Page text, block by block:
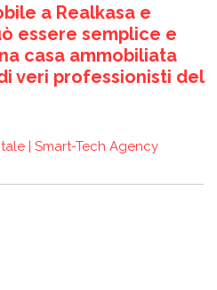
a Realkasa e
essere semplice e
casa ammobiliata
veri professionisti del
| Smart-Tech Agency